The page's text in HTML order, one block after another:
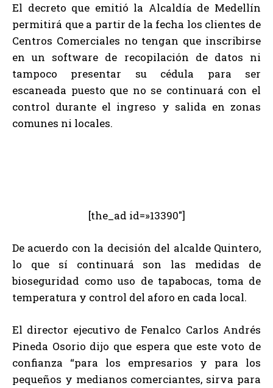
El decreto que emitió la Alcaldía de Medellín
permitirá que a partir de la fecha los clientes de
Centros Comerciales no tengan que inscribirse
en un software de recopilación de datos ni
tampoco presentar su cédula para ser
escaneada puesto que no se continuará con el
control durante el ingreso y salida en zonas
comunes ni locales.
[the_ad id=»13390″]
De acuerdo con la decisión del alcalde Quintero,
lo que sí continuará son las medidas de
bioseguridad como uso de tapabocas, toma de
temperatura y control del aforo en cada local.
El director ejecutivo de Fenalco Carlos Andrés
Pineda Osorio dijo que espera que este voto de
confianza “para los empresarios y para los
pequeños y medianos comerciantes, sirva para